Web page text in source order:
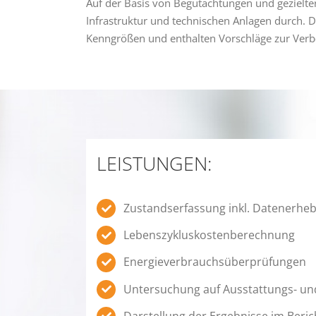
Auf der Basis von Begutachtungen und
Infrastruktur und technischen Anlagen durch.
Kenngrößen und enthalten Vorschläge zur
LEISTUNGEN:
Zustandserfassung inkl.
Lebenszykluskostenberechnung
Energieverbrauchsüberprüfungen
Untersuchung auf Ausstattungs-